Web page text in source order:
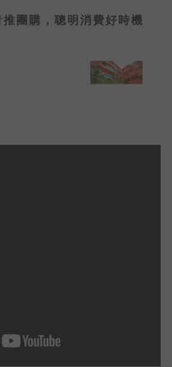
團購，聰明消費好時機